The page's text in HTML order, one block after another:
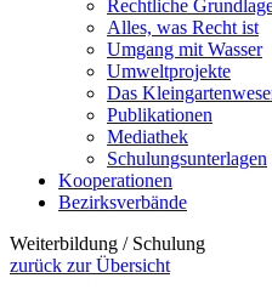
Rechtliche
Alles, was Recht ist
Umgang mit Wasser
Umweltprojekte
Das
Publikationen
Mediathek
Schulungsunterlagen
Kooperationen
Bezirksverbände
Weiterbildung / Schulung
zurück zur Übersicht